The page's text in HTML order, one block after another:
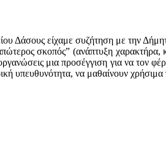
Δάσους είχαμε συζήτηση με την
σκοπός” (ανάπτυξη
μια προσέγγιση για να τον
υπευθυνότητα, να μαθαίνουν